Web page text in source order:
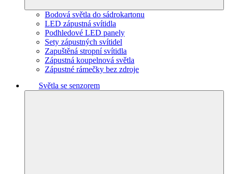
Bodová světla do sádrokartonu
LED zápustná svítidla
Podhledové LED panely
Sety zápustných svítidel
Zapuštěná stropní svítidla
Zápustná koupelnová světla
Zápustné rámečky bez zdroje
Světla se senzorem